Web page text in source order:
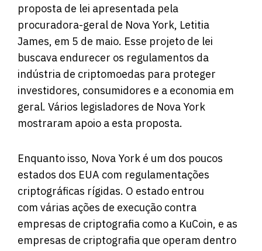
proposta de lei apresentada pela
procuradora-geral de Nova York, Letitia
James, em 5 de maio. Esse projeto de lei
buscava endurecer os regulamentos da
indústria de criptomoedas para proteger
investidores, consumidores e a economia em
geral. Vários legisladores de Nova York
mostraram apoio a esta proposta.
Enquanto isso, Nova York é um dos poucos
estados dos EUA com regulamentações
criptográficas rígidas. O estado entrou
com várias ações de execução contra
empresas de criptografia como a KuCoin, e as
empresas de criptografia que operam dentro